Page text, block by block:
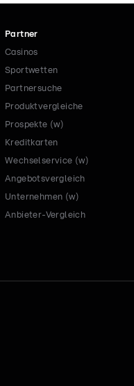
Partner
Casinos
Sportwetten
Partnersuche
Produktvergleiche
Prospekte (w)
Kreditkarten
Wechselservice (w)
Angebotsvergleich
Unternehmen (w)
Anbieter-Vergleich